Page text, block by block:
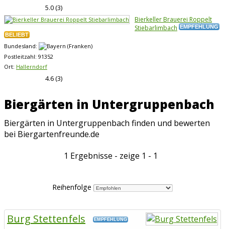
5.0(3)
Bierkeller Brauerei Roppelt
Stiebarlimbach EMPFEHLUNG
BELIEBT
Bundesland:
Postleitzahl: 91352
Ort: Hallerndorf
4.6(3)
Biergärten in Untergruppenbach
Biergärten in Untergruppenbach finden und bewerten
bei Biergartenfreunde.de
1 Ergebnisse - zeige 1 - 1
Reihenfolge
Burg Stettenfels EMPFEHLUNG